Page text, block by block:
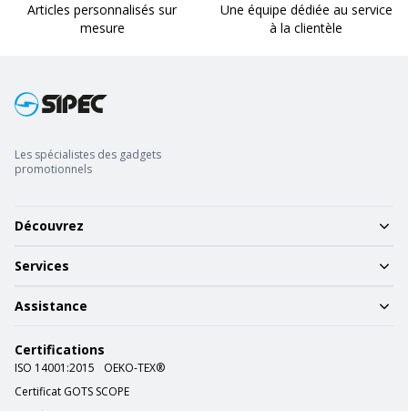
Articles personnalisés sur
mesure
Une équipe dédiée au service
à la clientèle
Les spécialistes des gadgets
promotionnels
Découvrez
Services
Assistance
Certifications
ISO 14001:2015
OEKO-TEX®
Certificat GOTS SCOPE